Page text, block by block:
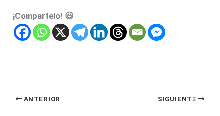
¡Compartelo! 😃
ANTERIOR SIGUIENTE